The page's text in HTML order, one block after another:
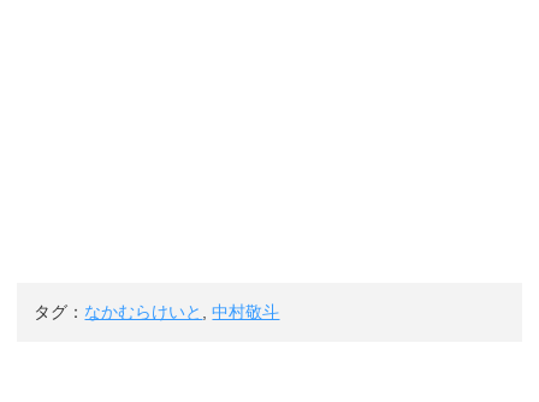
タグ： なかむらけいと ,中村敬斗